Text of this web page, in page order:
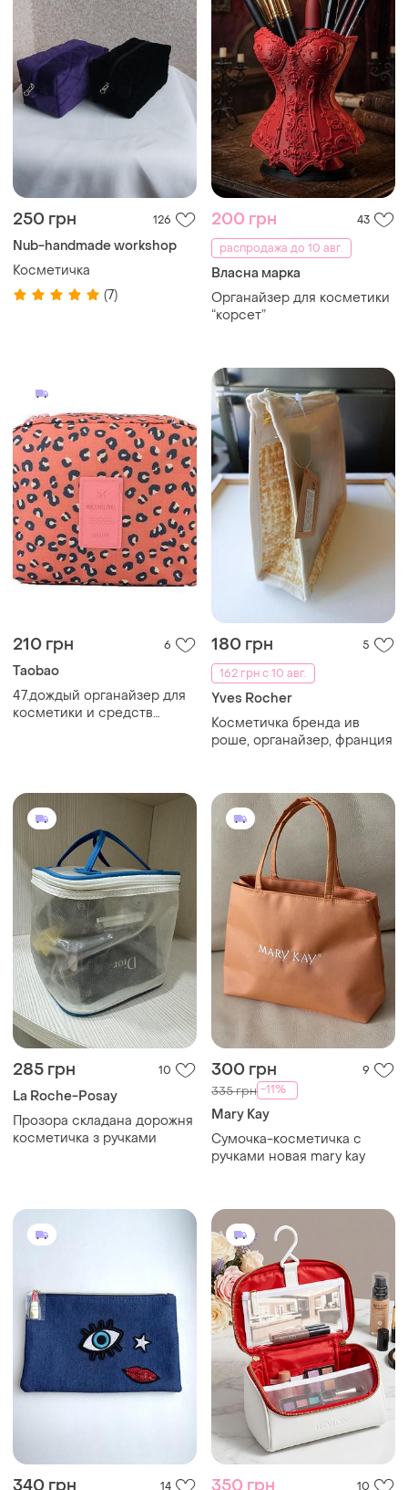
250 грн 126
Nub-handmade workshop
Косметичка
(7)
200 грн
43
распродажа до 10 авг.
Власна марка
Органайзер для косметики
“корсет”
210 грн 6
Taobao
47.дождый органайзер для
косметики и средств
180 грн
5
162 грн с 10 авг.
Yves Rocher
Косметичка бренда ив
роше, органайзер, франция
285 грн 10
La Roche-Posay
Прозора складана дорожня
косметичка з ручками
300 грн 9
335 грн -11%
Mary Kay
Сумочка-косметичка с
ручками новая mary kay
14 10